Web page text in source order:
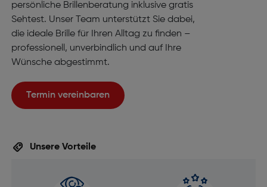
persönliche Brillenberatung inklusive gratis
Sehtest. Unser Team unterstützt Sie dabei,
die ideale Brille für Ihren Alltag zu finden –
professionell, unverbindlich und auf Ihre
Wünsche abgestimmt.
Termin vereinbaren
Unsere Vorteile